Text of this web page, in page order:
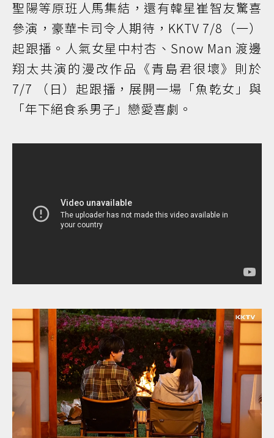
聖陽等原班人馬集結，還有韓星崔智友驚喜
參演，豪華卡司令人期待，KKTV 7/8（一）
起跟播。人氣女星中村杏、Snow Man 渡邊
翔太共演的漫改作品《青島君很壞》則於
7/7 （日）起跟播，展開一場「魚乾女」與
「年下絕食系男子」戀愛喜劇。